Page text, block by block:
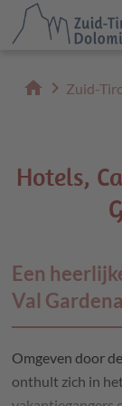
home chevron_right Zuid-
Hotels,
Een
Val
Omgeven door
onthult zich in